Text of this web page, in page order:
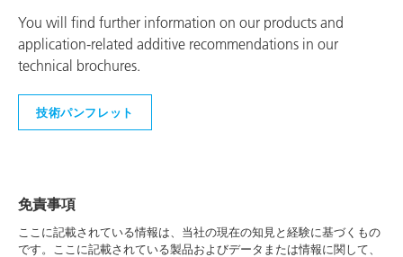
You will find further information on our products and
application-related additive recommendations in our
technical brochures.
技術パンフレット
免責事項
ここに記載されている情報は、当社の現在の知見と経験に基づくもの
です。ここに記載されている製品およびデータまたは情報に関して、